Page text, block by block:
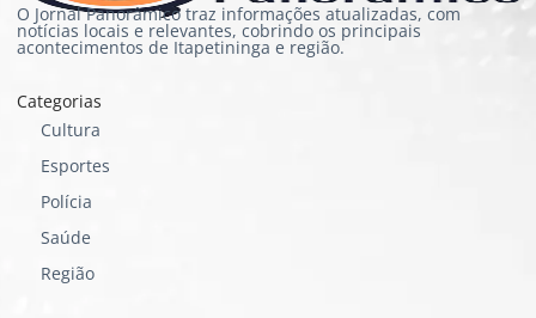
O Jornal Panorâmico traz informações atualizadas, com
notícias locais e relevantes, cobrindo os principais
acontecimentos de Itapetininga e região.
Categorias
Cultura
Esportes
Polícia
Saúde
Região